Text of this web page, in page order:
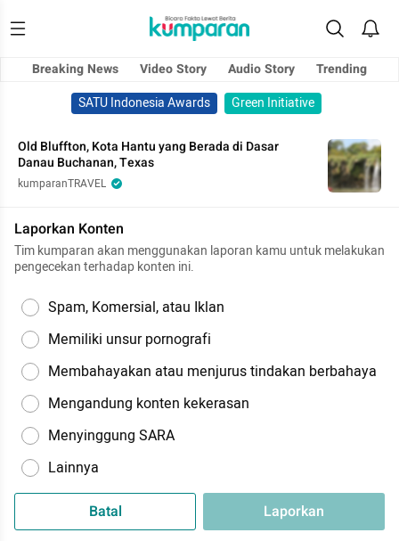
Breaking News Video Story Audio Story
Trending
SATU Indonesia Awards
Green Initiative
Old Bluffton, Kota Hantu yang Berada di Dasar
Danau Buchanan, Texas
kumparanTRAVEL
Laporkan Konten
Tim kumparan akan menggunakan laporan kamu untuk melakukan
pengecekan terhadap konten ini.
Spam, Komersial, atau Iklan
Memiliki unsur pornografi
Membahayakan atau menjurus tindakan berbahaya
Mengandung konten kekerasan
Menyinggung SARA
Lainnya
Batal Laporkan